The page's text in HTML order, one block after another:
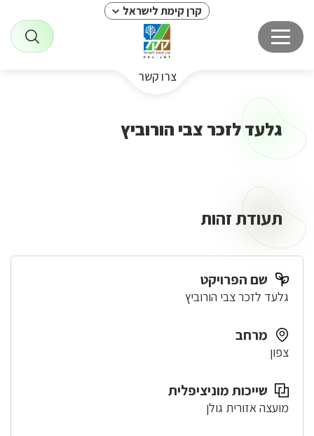
קרן קימת לישראל
צרו קשר
גלעד לזכר צבי הורוביץ
תעודת זהות
שם הפרויקט
גלעד לזכר צבי הורוביץ
מרחב
צפון
שייכות מוניציפלית
מועצה אזורית גולן